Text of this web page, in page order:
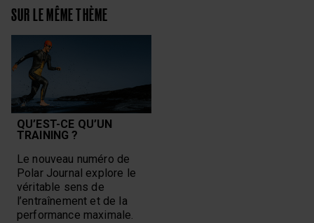
SUR LE MÊME THÈME
QU’EST-CE QU’UN
TRAINING ?
Le nouveau numéro de
Polar Journal explore le
véritable sens de
l’entraînement et de la
performance maximale.